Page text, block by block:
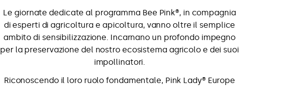
Le giornate dedicate al programma Bee Pink®, in compagnia
di esperti di agricoltura e apicoltura, vanno oltre il semplice
ambito di sensibilizzazione. Incarnano un profondo impegno
per la preservazione del nostro ecosistema agricolo e dei suoi
impollinatori.
Riconoscendo il loro ruolo fondamentale, Pink Lady® Europe